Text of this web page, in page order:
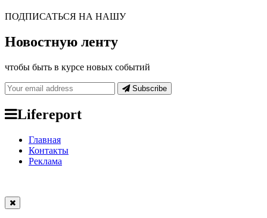
ПОДПИСАТЬСЯ НА НАШУ
Новостную ленту
чтобы быть в курсе новых событий
Subscribe
Lifereport
Главная
Контакты
Реклама